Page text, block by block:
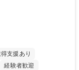
支援あり
経験者歓迎